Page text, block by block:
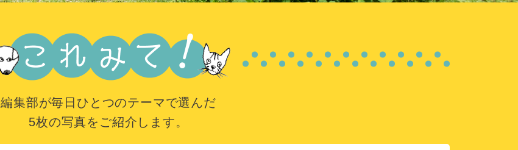
編集部が毎日ひとつのテーマで選んだ
5枚の写真をご紹介します。